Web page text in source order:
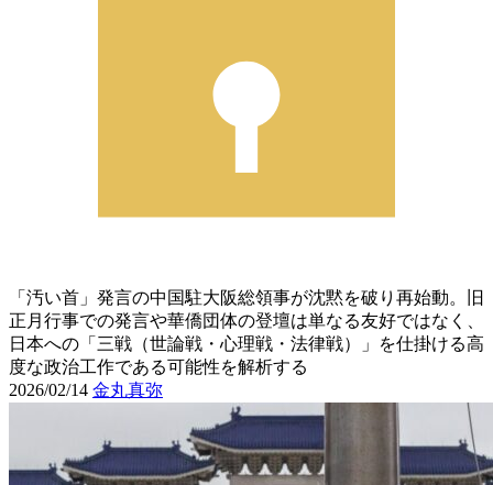
「汚い首」発言の中国駐大阪総領事が沈黙を破り再始動。旧
正月行事での発言や華僑団体の登壇は単なる友好ではなく、
日本への「三戦（世論戦・心理戦・法律戦）」を仕掛ける高
度な政治工作である可能性を解析する
2026/02/14 金丸真弥